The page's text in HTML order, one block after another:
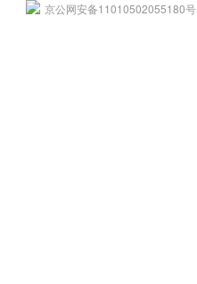
京公网安备11010502055180号